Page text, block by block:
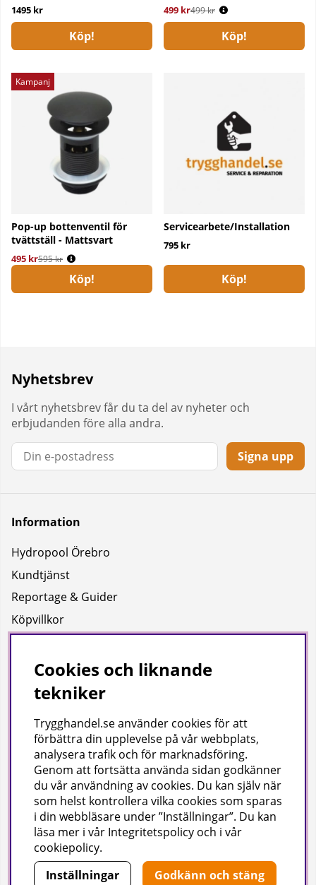
1495 kr
Köp!
499 kr
Ordinarie pris:
499 kr
Köp!
Kampanj
Pop-up bottenventil för
tvättställ - Mattsvart
495 kr
Ordinarie pris:
595 kr
Köp!
Servicearbete/Installation
795 kr
Köp!
Nyhetsbrev
I vårt nyhetsbrev får du ta del av nyheter och
erbjudanden före alla andra.
Signa upp
Information
Hydropool Örebro
Kundtjänst
Reportage & Guider
Köpvillkor
Uppgifter för leverans
Om oss
Företagsinformation / hitta till oss
Gilla oss på facebook!
Ta del av inspiration, tävlingar och mycket mer
Cookies och liknande
tekniker
Trygghandel.se använder cookies för att
förbättra din upplevelse på vår webbplats,
analysera trafik och för marknadsföring.
Genom att fortsätta använda sidan godkänner
du vår användning av cookies. Du kan själv när
som helst kontrollera vilka cookies som sparas
i din webbläsare under ”Inställningar”. Du kan
läsa mer i vår Integritetspolicy och i vår
cookiepolicy.
Inställningar
Godkänn och stäng